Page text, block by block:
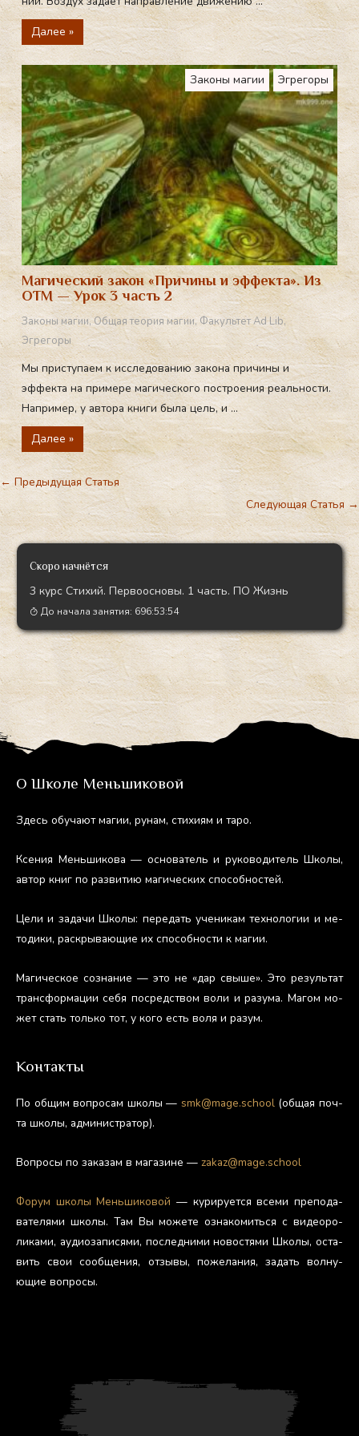
Далее »
Законы магии Эгрегоры
Магический закон «Причины и эффекта». Из
ОТМ — Урок 3 часть 2
Законы магии,Общая теория магии, Факультет Ad Lib,
Эгрегоры
Мы приступаем к исследованию закона причины и
эффекта на примере магического построения реальности.
Например, у автора книги была цель, и ...
Далее »
← Предыдущая Статья
Следующая Статья →
Скоро начнётся
3 курс Стихий. Первоосновы. 1 часть. ПО Жизнь
До начала занятия: 696:53:53
О Школе Меньшиковой
Здесь обу­ча­ют ма­гии, ру­нам, сти­хи­ям и та­ро.
Ксе­ния Мень­ши­кова — ос­но­ватель и ру­ково­дитель Шко­лы,
ав­тор книг по раз­ви­тию ма­гичес­ких спо­соб­ностей.
Це­ли и за­дачи Шко­лы: пе­редать уче­никам тех­но­логии и ме­
тоди­ки, рас­кры­ва­ющие их спо­соб­ности к ма­гии.
Ма­гичес­кое соз­на­ние — это не «дар свы­ше». Это ре­зуль­тат
тран­сфор­ма­ции се­бя пос­редс­твом во­ли и ра­зума. Ма­гом мо­
жет стать толь­ко тот, у ко­го есть во­ля и ра­зум.
Контакты
По об­щим воп­ро­сам шко­лы — smk@mage.school(об­щая поч­
та шко­лы, ад­ми­нис­тра­тор).
Воп­ро­сы по за­казам в ма­гази­не — zakaz@mage.school
Фо­рум шко­лы Мень­ши­ковой — ку­риру­ет­ся все­ми пре­пода­
вате­лями шко­лы. Там Вы мо­жете оз­на­комить­ся с ви­де­оро­
лика­ми, а­уди­оза­пися­ми, пос­ледни­ми но­вос­тя­ми Шко­лы, ос­та­
вить свои со­об­ще­ния, от­зы­вы, по­жела­ния, за­дать вол­ну­
ющие воп­ро­сы.